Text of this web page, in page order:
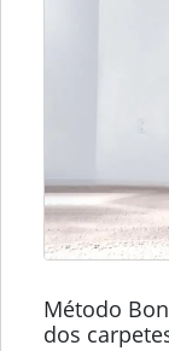
Método
dos